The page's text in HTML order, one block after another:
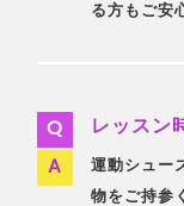
る方もご安
レッスン
運動シュー
物をご持参